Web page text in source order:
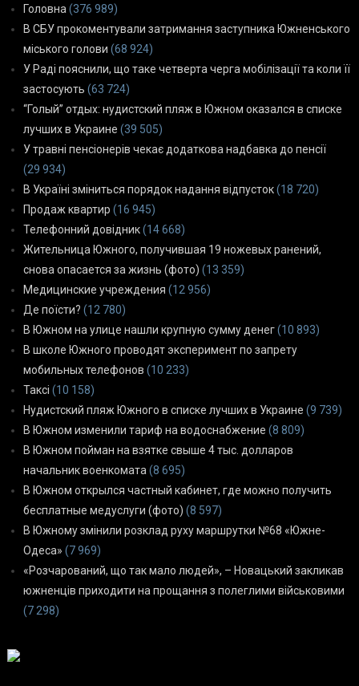
Головна (376 989)
В СБУ прокоментували затримання заступника Южненського
міського голови (68 924)
У Раді пояснили, що таке четверта черга мобілізації та коли її
застосують (63 724)
“Голый” отдых: нудистский пляж в Южном оказался в списке
лучших в Украине (39 505)
У травні пенсіонерів чекає додаткова надбавка до пенсії
(29 934)
В Україні зміниться порядок надання відпусток(18 720)
Продаж квартир (16 945)
Телефонний довідник(14 668)
Жительница Южного, получившая 19 ножевых ранений,
снова опасается за жизнь (фото) (13 359)
Медицинские учреждения (12 956)
Де поїсти? (12 780)
В Южном на улице нашли крупную сумму денег(10 893)
В школе Южного проводят эксперимент по запрету
мобильных телефонов (10 233)
Таксі (10 158)
Нудистский пляж Южного в списке лучших в Украине (9 739)
В Южном изменили тариф на водоснабжение (8 809)
В Южном пойман на взятке свыше 4 тыс. долларов
начальник военкомата (8 695)
В Южном открылся частный кабинет, где можно получить
бесплатные медуслуги (фото) (8 597)
В Южному змінили розклад руху маршрутки №68 «Южне-
Одеса» (7 969)
«Розчарований, що так мало людей», – Новацький закликав
южненців приходити на прощання з полеглими військовими
(7 298)